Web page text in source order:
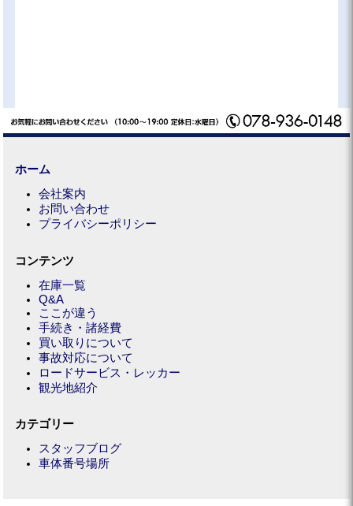
ホーム
会社案内
お問い合わせ
プライバシーポリシー
コンテンツ
在庫一覧
Q&A
ここが違う
手続き・諸経費
買い取りについて
事故対応について
ロードサービス・レッカー
観光地紹介
カテゴリー
スタッフブログ
車体番号場所